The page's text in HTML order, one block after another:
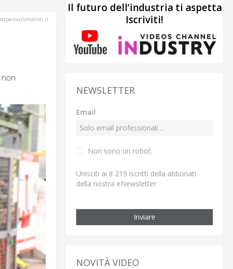
Il futuro dell’industria ti aspetta
Iscriviti!
NEWSLETTER
Email
Non sono un robot.
Unisciti ai 8 219 iscritti della abbonati
della nostra eNewsletter
Inviare
NOVITÀ VIDEO